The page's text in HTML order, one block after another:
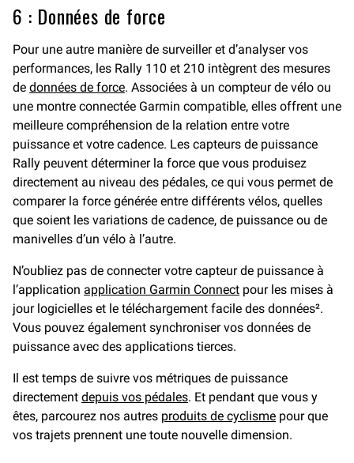
6 : Données de force
Pour une autre manière de surveiller et d’analyser vos
performances, les Rally 110 et 210 intègrent des mesures
de données de force. Associées à un compteur de vélo ou
une montre connectée Garmin compatible, elles offrent une
meilleure compréhension de la relation entre votre
puissance et votre cadence. Les capteurs de puissance
Rally peuvent déterminer la force que vous produisez
directement au niveau des pédales, ce qui vous permet de
comparer la force générée entre différents vélos, quelles
que soient les variations de cadence, de puissance ou de
manivelles d’un vélo à l’autre.
N’oubliez pas de connecter votre capteur de puissance à
l’application application Garmin Connect pour les mises à
jour logicielles et le téléchargement facile des données².
Vous pouvez également synchroniser vos données de
puissance avec des applications tierces.
Il est temps de suivre vos métriques de puissance
directement depuis vos pédales. Et pendant que vous y
êtes, parcourez nos autres produits de cyclisme pour que
vos trajets prennent une toute nouvelle dimension.